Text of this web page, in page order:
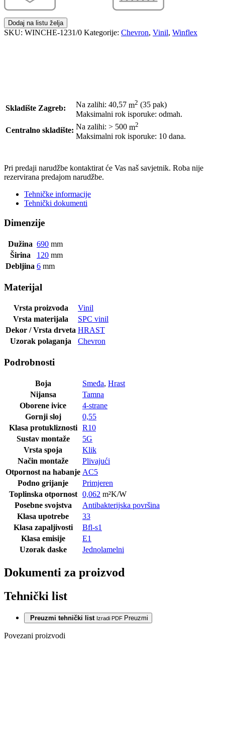
Dodaj na listu želja
SKU: WINCHE-1231/0 Kategorije: Chevron, Vinil, Winflex
Skladište Zagreb: Na zalihi: 40,57 m2 (35 pak)
Maksimalni rok isporuke: odmah.
Centralno skladište: Na zalihi: > 500 m2
Maksimalni rok isporuke: 10 dana.
Pri predaji narudžbe kontaktirat će Vas naš savjetnik. Roba nije
rezervirana predajom narudžbe.
Tehničke informacije
Tehnički dokumenti
Dimenzije
Dužina 690 mm
Širina
120 mm
Debljina 6 mm
Materijal
Vrsta proizvoda
Vinil
Vrsta materijala
SPC vinil
Dekor / Vrsta drveta HRAST
Uzorak polaganja
Chevron
Podrobnosti
Boja Smeđa, Hrast
Nijansa
Tamna
Oborene ivice
4-strane
Gornji sloj
0,55
Klasa protukliznosti
R10
Sustav montaže
5G
Vrsta spoja
Klik
Način montaže
Plivajući
Otpornost na habanje AC5
Podno grijanje
Primjeren
Toplinska otpornost
0,062 m²K/W
Posebne svojstva
Antibakterijska površina
Klasa upotrebe
33
Klasa zapaljivosti
Bfl-s1
Klasa emisije
E1
Uzorak daske
Jednolamelni
Dokumenti za proizvod
Tehnički list
Preuzmi tehnički list Izradi PDF Preuzmi
Povezani proizvodi